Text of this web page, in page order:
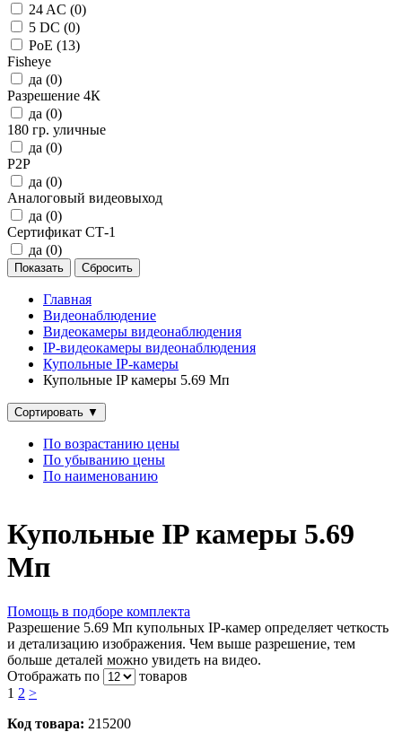
24 AC (0)
5 DC (0)
PoE (13)
Fisheye
да (0)
Разрешение 4К
да (0)
180 гр. уличные
да (0)
P2P
да (0)
Аналоговый видеовыход
да (0)
Сертификат СТ-1
да (0)
Главная
Видеонаблюдение
Видеокамеры видеонаблюдения
IP‑видеокамеры видеонаблюдения
Купольные IP‑камеры
Купольные IP камеры 5.69 Мп
Сортировать ▼
По возрастанию цены
По убыванию цены
По наименованию
Купольные IP камеры 5.69
Мп
Помощь в подборе комплекта
Разрешение 5.69 Мп купольных IP-камер определяет четкость
и детализацию изображения. Чем выше разрешение, тем
больше деталей можно увидеть на видео.
Отображать по
товаров
1 2 >
Код товара: 215200